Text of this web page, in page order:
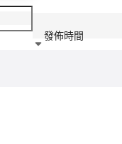
發佈時間